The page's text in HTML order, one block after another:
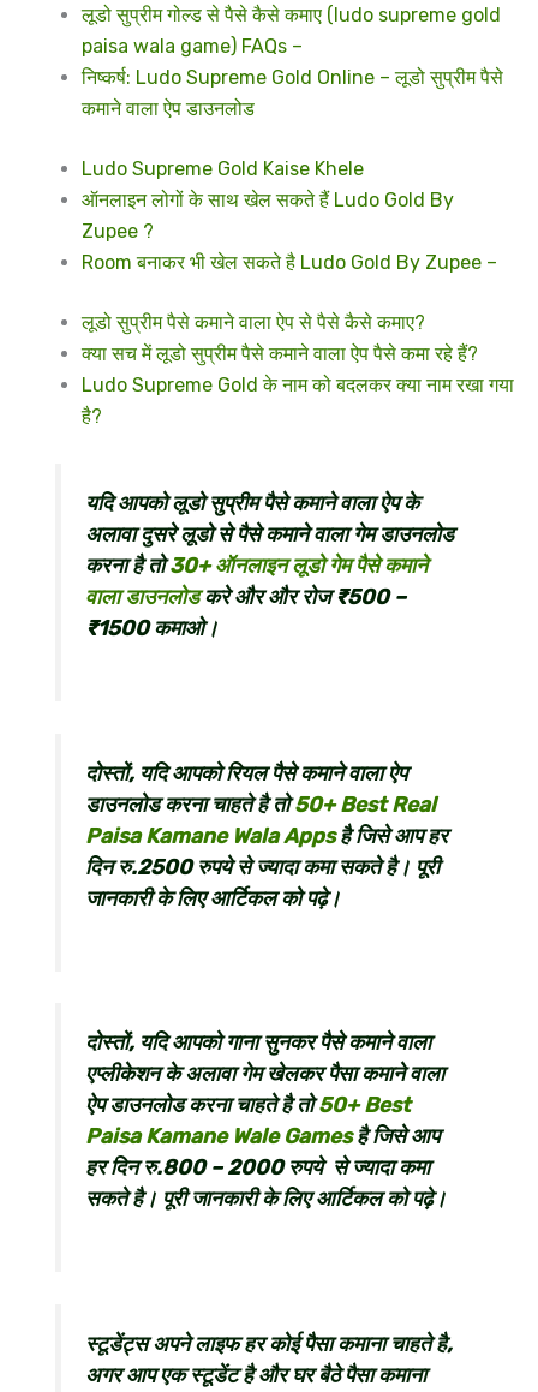
लूडो सुप्रीम गोल्ड से पैसे कैसे कमाए (ludo supreme gold
paisa wala game) FAQs –
निष्कर्ष: Ludo Supreme Gold Online – लूडो सुप्रीम पैसे
कमाने वाला ऐप डाउनलोड
Ludo Supreme Gold Kaise Khele
ऑनलाइन लोगों के साथ खेल सकते हैं Ludo Gold By
Zupee ?
Room बनाकर भी खेल सकते है Ludo Gold By Zupee –
लूडो सुप्रीम पैसे कमाने वाला ऐप से पैसे कैसे कमाए?
क्या सच में लूडो सुप्रीम पैसे कमाने वाला ऐप पैसे कमा रहे हैं?
Ludo Supreme Gold के नाम को बदलकर क्या नाम रखा गया
है?
यदि आपको लूडो सुप्रीम पैसे कमाने वाला ऐप के
अलावा दुसरेलूडोसेपैसे कमाने वाला गेम डाउनलोड
करना है तो30+ ऑनलाइन लूडो गेम पैसे कमाने
वाला डाउनलोडकरे और और रोज ₹500 –
₹1500 कमाओ।
दोस्तों, यदि आपको रियल पैसे कमाने वाला ऐप
डाउनलोड करना चाहते है तो50+ Best Real
Paisa Kamane Wala Appsहै जिसे आप हर
दिन रु.2500 रुपये से ज्यादा कमा सकते है। पूरी
जानकारी के लिए आर्टिकल को पढ़े।
दोस्तों, यदि आपको गाना सुनकर पैसे कमाने वाला
एप्लीकेशन के अलावा गेम खेलकर पैसा कमाने वाला
ऐप डाउनलोड करना चाहते है तो50+ Best
Paisa Kamane Wale Gamesहै जिसे आप
हर दिन रु.800 – 2000 रुपये से ज्यादा कमा
सकते है। पूरी जानकारी के लिए आर्टिकल को पढ़े।
स्टूडेंट्स अपने लाइफ हर कोई पैसा कमाना चाहते है,
अगर आप एक स्टूडेंट है और घर बैठे पैसा कमाना